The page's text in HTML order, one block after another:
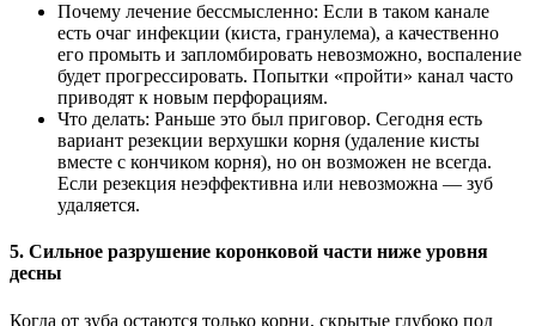
Почему лечение бессмысленно: Если в таком канале
есть очаг инфекции (киста, гранулема), а качественно
его промыть и запломбировать невозможно, воспаление
будет прогрессировать. Попытки «пройти» канал часто
приводят к новым перфорациям.
Что делать: Раньше это был приговор. Сегодня есть
вариант резекции верхушки корня (удаление кисты
вместе с кончиком корня), но он возможен не всегда.
Если резекция неэффективна или невозможна — зуб
удаляется.
5. Сильное разрушение коронковой части ниже уровня
десны
Когда от зуба остаются только корни, скрытые глубоко под